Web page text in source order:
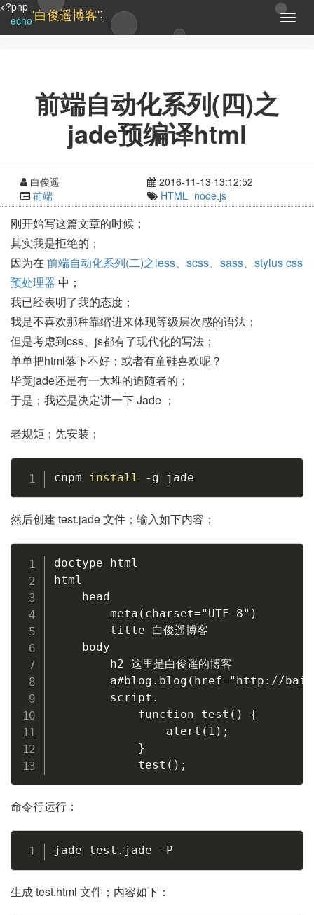
T
o
<?php
echo'白俊遥博客';
前端自动化系列(四)之
jade预编译html
白俊遥
2016-11-13 13:12:52
前端
HTML node.js
刚开始写这篇文章的时候；
其实我是拒绝的；
因为在 前端自动化系列(二)之less、scss、sass、stylus css
预处理器 中；
我已经表明了我的态度；
我是不喜欢那种靠缩进来体现等级层次感的语法；
但是考虑到css、js都有了现代化的写法；
单单把html落下不好；或者有童鞋喜欢呢？
毕竟jade还是有一大堆的追随者的；
于是；我还是决定讲一下 Jade ；
老规矩；先安装；
cnpm install -g jade
然后创建 test.jade 文件；输入如下内容；
doctype html
html
    head
        meta(charset="UTF-8")
        title 白俊遥博客
    body
        h2 这里是白俊遥的博客
a#blog.blog(href="http://
        script.
            function test() {
                alert(1);
            }
            test();
命令行运行：
jade test.jade -P
生成 test.html 文件；内容如下：